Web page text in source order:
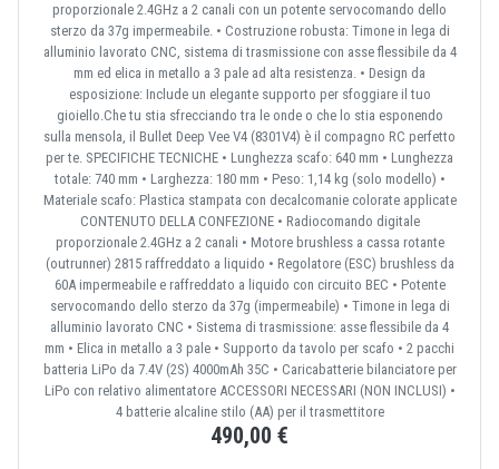
proporzionale 2.4GHz a 2 canali con un potente servocomando dello
sterzo da 37g impermeabile. • Costruzione robusta: Timone in lega di
alluminio lavorato CNC, sistema di trasmissione con asse flessibile da 4
mm ed elica in metallo a 3 pale ad alta resistenza. • Design da
esposizione: Include un elegante supporto per sfoggiare il tuo
gioiello.Che tu stia sfrecciando tra le onde o che lo stia esponendo
sulla mensola, il Bullet Deep Vee V4 (8301V4) è il compagno RC perfetto
per te. SPECIFICHE TECNICHE • Lunghezza scafo: 640 mm • Lunghezza
totale: 740 mm • Larghezza: 180 mm • Peso: 1,14 kg (solo modello) •
Materiale scafo: Plastica stampata con decalcomanie colorate applicate
CONTENUTO DELLA CONFEZIONE • Radiocomando digitale
proporzionale 2.4GHz a 2 canali • Motore brushless a cassa rotante
(outrunner) 2815 raffreddato a liquido • Regolatore (ESC) brushless da
60A impermeabile e raffreddato a liquido con circuito BEC • Potente
servocomando dello sterzo da 37g (impermeabile) • Timone in lega di
alluminio lavorato CNC • Sistema di trasmissione: asse flessibile da 4
mm • Elica in metallo a 3 pale • Supporto da tavolo per scafo • 2 pacchi
batteria LiPo da 7.4V (2S) 4000mAh 35C • Caricabatterie bilanciatore per
LiPo con relativo alimentatore ACCESSORI NECESSARI (NON INCLUSI) •
4 batterie alcaline stilo (AA) per il trasmettitore
490,00 €